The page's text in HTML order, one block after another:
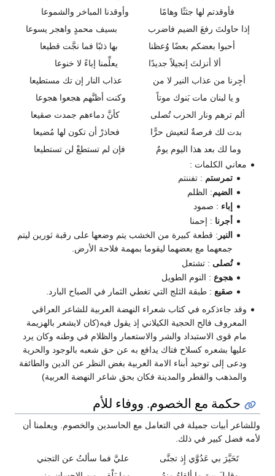
فأوقدتم لها جثثًا وهامًا
وأوقدنا المباخر والشموعا
إذا حاولتَ رفعَ الضيم فاضرب
بسيف محمدٍ واهجر يسوعا
أحبوا بعضكم بعضًا وُعظنا
بها ذئبًا فما نجَّت قطيعا
ألا أنزلتَ إنجيلاً جديدًا
يعلِّمنا إباءً لا خنوعا
أجِرنا من عذاب النير لا من
عذاب النار إن تك مستطيعا
و يا لبنان مات بَنوك موتاً
وكنت أظنَّهم هجعوا هجوعا
ألم ترهم ونار الحرب تُصلى
كأنَّ دماءهم جمدت صقيعا
بدت لك فرصةٌ لتعيش حرًّا
فحاذرْ أن تكون لها مُضيعا
وما لك بعد هذا اليوم يومٌ
فإن لم تستطعْ لن تستطيعا
معاني الكلمات :
تمرستم : تفننتم
الضيم: الظلم
إباء : صمود
أجرنا : إحمنا
النير : قطعة كبيرة من الخشب يتم وضعها على رقبة ثورين ليتم
جمعهما مع بعضهما ليقوما بمهمة فلاحة الأرض.
تُصلى : تشتعل
هجوع : النوم الطويل
صقيع : طبقة الثلج التي تغطي الثمار في الصباح البارد.
وقد جاءذكره في كتاب شعراء النهضة العربية للشاعر العراقي
المعروف فالح الحجية الكيلاني إذ يقول فيه(كان لايشعر بالهزيمة
مام قوى الاستبداد والشر والاستعمار والظلام في وطنه وكان يرد
عليها بشعره كسلاح فتاك يدافع به عن حق شعبه بالوجود والحرية
ودعى إلى توحيد أبناء الامة العربية بغض النظر عن الدين والطائفة
والمذهب والقطر والمدينة فكان بحق شاعر النهضة العربية)
حكمة مع الخصوم. ووفاء للأم
وللشاعر أبيات جميلة في التعامل مع الحاسدين والخصوم. ويعلمنا أن
لأمه فضل كبير في ذلك.
تَحَيَّرَ بي عَدُوَّي إِذ تجنَّى
عليَّ فما سألتُ عن التجني